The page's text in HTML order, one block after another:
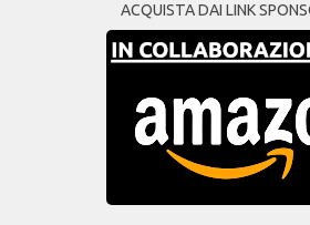
ACQUISTA DAI LINK